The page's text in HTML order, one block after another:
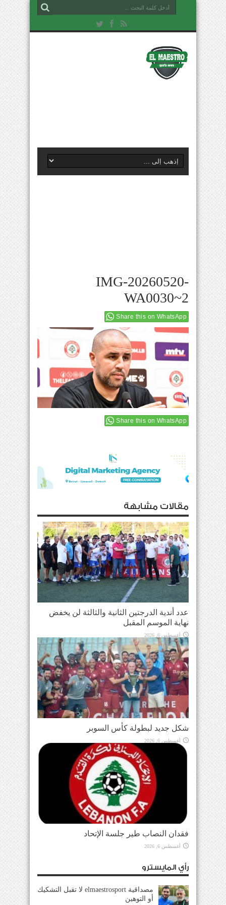
IMG-20260520-
WA0030~2
Share this on WhatsApp
Share this on WhatsApp
مقالات مشابهة
عدد أندية الدرجتين الثانية والثالثة لن يخفض
نهاية الموسم المقبل
أغسطس 6, 2026
شكل جديد لبطولة كأس السوبر
أغسطس 6, 2026
فقدان النصاب طير جلسة الإتحاد
أغسطس 6, 2026
رأي المايسترو
مصداقية elmaestrosport لا تقبل التشكيك
أو التوهين